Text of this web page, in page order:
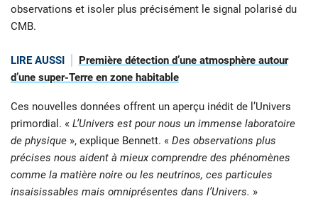
observations et isoler plus précisément le signal polarisé du
CMB.
LIRE AUSSI
Première détection d’une atmosphère autour
d’une super-Terre en zone habitable
Ces nouvelles données offrent un aperçu inédit de l’Univers
primordial. « L’Univers est pour nous un immense laboratoire
de physique », explique Bennett. « Des observations plus
précises nous aident à mieux comprendre des phénomènes
comme la matière noire ou les neutrinos, ces particules
insaisissables mais omniprésentes dans l’Univers. »